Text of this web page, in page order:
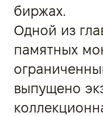
биржах.
Одной из
памятных
выпущено